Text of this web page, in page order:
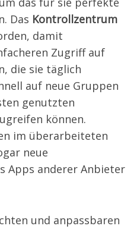
Das Kontroll­zentrum
damit
Zugriff auf
die sie täglich
auf neue Gruppen
genutzten
können.
im überarbeiteten
neue
Apps anderer Anbieter
und anpassbaren